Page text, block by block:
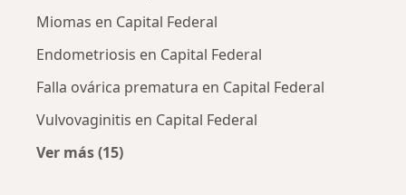
Miomas en Capital Federal
Endometriosis en Capital Federal
Falla ovárica prematura en Capital Federal
Vulvovaginitis en Capital Federal
Ver más (15)